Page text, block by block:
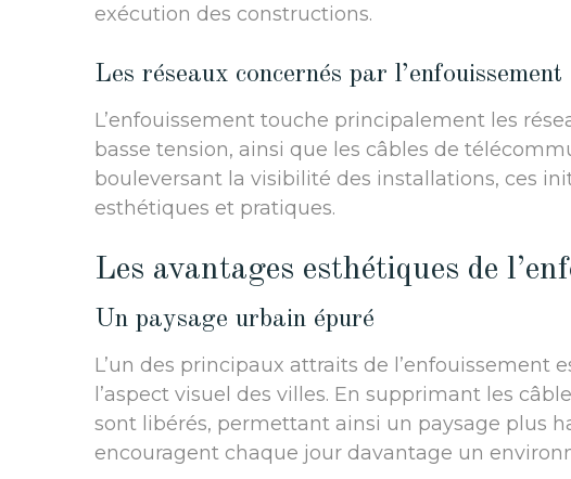
exécution des constructions.
Les réseaux concernés par l’enfouissement
L’enfouissement touche principalement les
basse tension, ainsi que les câbles de
bouleversant la visibilité des installations, ces
esthétiques et pratiques.
Les avantages esthétiques de
Un paysage urbain épuré
L’un des principaux attraits de l’enfouissement
l’aspect visuel des villes. En supprimant les
sont libérés, permettant ainsi un paysage plus
encouragent chaque jour davantage un